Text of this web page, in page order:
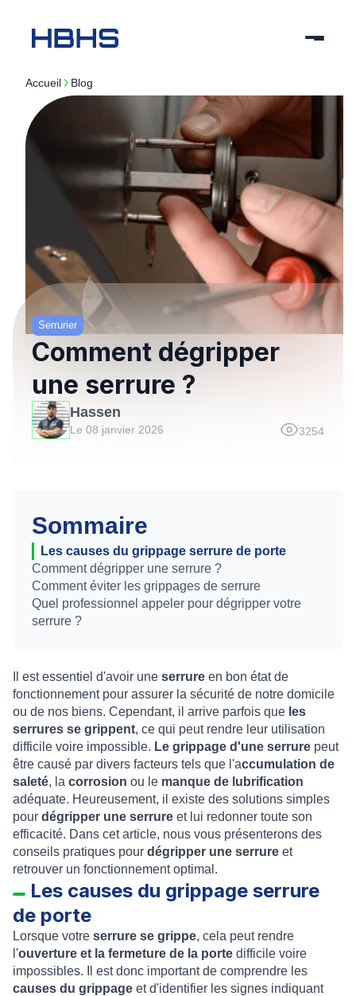
Accueil blog
Serrurier
Comment dégripper
une serrure ?
Hassen
Le 08 janvier 2026 3254
Sommaire
Les causes du grippage serrure de porte
Comment dégripper une serrure ?
Comment éviter les grippages de serrure
Quel professionnel appeler pour dégripper votre
serrure ?
Il est essentiel d'avoir une serrure en bon état de
fonctionnement pour assurer la sécurité de notre domicile
ou de nos biens. Cependant, il arrive parfois que les
serrures se grippent, ce qui peut rendre leur utilisation
difficile voire impossible. Le grippage d'une serrure peut
être causé par divers facteurs tels que l'accumulation de
saleté, la corrosion ou le manque de lubrification
adéquate. Heureusement, il existe des solutions simples
pour dégripper une serrure et lui redonner toute son
efficacité. Dans cet article, nous vous présenterons des
conseils pratiques pour dégripper une serrure et
retrouver un fonctionnement optimal.
Les causes du grippage serrure
de porte
Lorsque votre serrure se grippe, cela peut rendre
l'ouverture et la fermeture de la porte difficile voire
impossibles. Il est donc important de comprendre les
causes du grippage et d'identifier les signes indiquant